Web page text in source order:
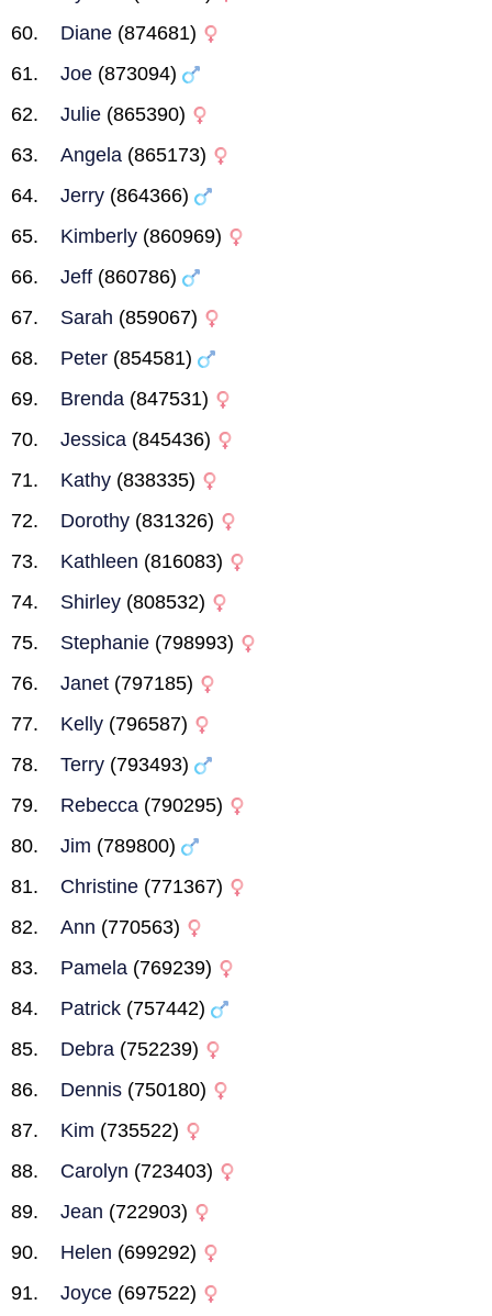
Diane (874681)
Joe (873094)
Julie (865390)
Angela (865173)
Jerry (864366)
Kimberly (860969)
Jeff (860786)
Sarah (859067)
Peter (854581)
Brenda (847531)
Jessica (845436)
Kathy (838335)
Dorothy (831326)
Kathleen (816083)
Shirley (808532)
Stephanie (798993)
Janet (797185)
Kelly (796587)
Terry (793493)
Rebecca (790295)
Jim (789800)
Christine (771367)
Ann (770563)
Pamela (769239)
Patrick (757442)
Debra (752239)
Dennis (750180)
Kim (735522)
Carolyn (723403)
Jean (722903)
Helen (699292)
Joyce (697522)